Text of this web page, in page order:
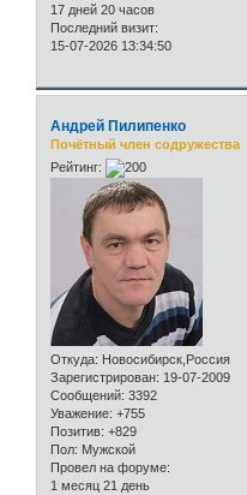
17 дней 20 часов
Последний визит:
15-07-2026 13:34:50
Андрей Пилипенко
Почётный член содружества
Рейтинг:
Откуда: Новосибирск,Россия
Зарегистрирован: 19-07-2009
Сообщений: 3392
Уважение: +755
Позитив: +829
Пол: Мужской
Провел на форуме:
1 месяц 21 день